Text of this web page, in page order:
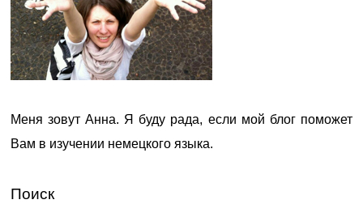
Меня зовут Анна. Я буду рада, если мой блог поможет
Вам в изучении немецкого языка.
Поиск